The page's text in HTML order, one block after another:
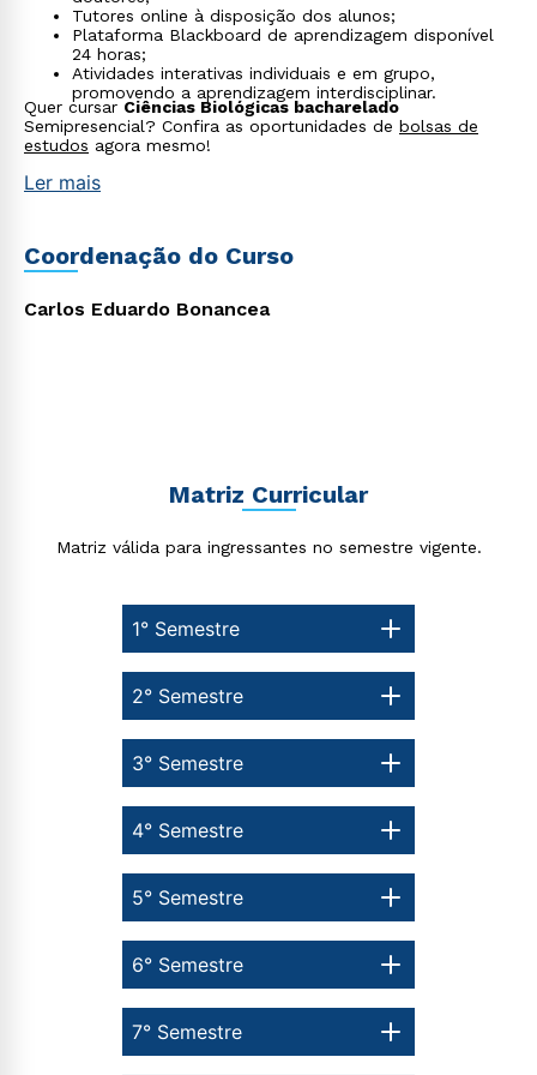
Tutores online à disposição dos alunos;
Plataforma Blackboard de aprendizagem disponível
24 horas;
Atividades interativas individuais e em grupo,
promovendo a aprendizagem interdisciplinar.
Quer cursar Ciências Biológicas bacharelado
Semipresencial? Confira as oportunidades de bolsas de
estudos agora mesmo!
Ler mais
Coordenação do Curso
Carlos Eduardo Bonancea
Matriz Curricular
Matriz válida para ingressantes no semestre vigente.
1° Semestre
7° Semestre
6° Semestre
5° Semestre
4° Semestre
3° Semestre
2° Semestre